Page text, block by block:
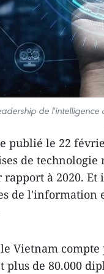
de
publié le 22
de
à 2020. Et
de l'information
Vietnam
de 80.000